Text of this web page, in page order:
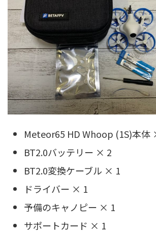
Meteor65 HD Whoop (1S)本体
BT2.0バッテリー × 2
BT2.0変換ケーブル × 1
ドライバー × 1
予備のキャノピー × 1
サポートカード × 1